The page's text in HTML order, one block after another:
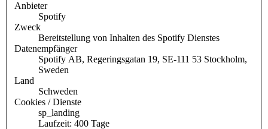
Anbieter
Spotify
Zweck
Bereitstellung von Inhalten des Spotify Dienstes
Datenempfänger
Spotify AB, Regeringsgatan 19, SE-111 53 Stockholm,
Sweden
Land
Schweden
Cookies / Dienste
sp_landing
Laufzeit: 400 Tage